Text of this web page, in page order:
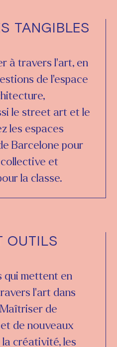
TANGIBLES
à travers l'art, en
de l'espace
le street art et le
les espaces
Barcelone pour
et
la classe.
OUTILS
qui mettent en
l'art dans
de
de nouveaux
créativité, les